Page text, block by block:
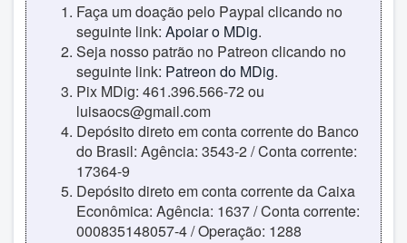
Faça um doação pelo Paypal clicando no
seguinte link: Apoiar o MDig.
Seja nosso patrão no Patreon clicando no
seguinte link: Patreon do MDig.
Pix MDig: 461.396.566-72 ou
luisaocs@gmail.com
Depósito direto em conta corrente do Banco
do Brasil: Agência: 3543-2 / Conta corrente:
17364-9
Depósito direto em conta corrente da Caixa
Econômica: Agência: 1637 / Conta corrente:
000835148057-4 / Operação: 1288